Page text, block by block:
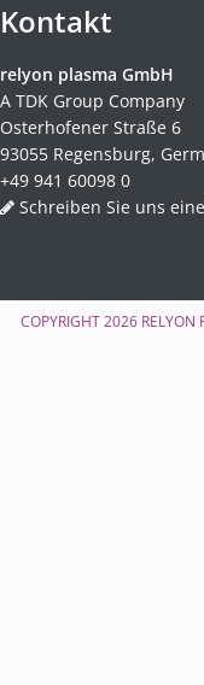
Kontakt
relyon plasma GmbH
A TDK Group Company
Osterhofener Straße 6
93055 Regensburg,
+49 941 60098 0
Schreiben Sie uns
COPYRIGHT 2026 RELYON